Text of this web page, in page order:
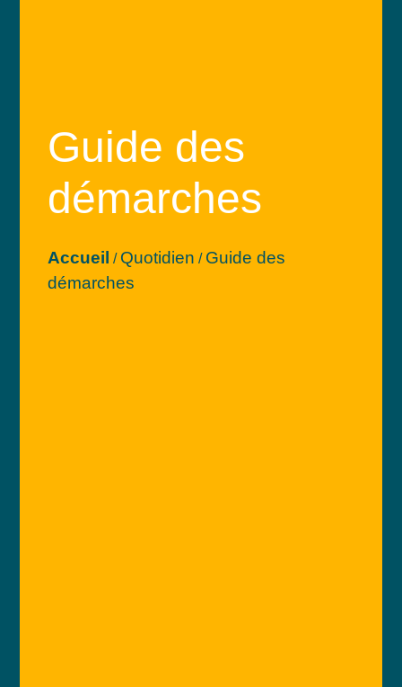
Guide des
démarches
Accueil / Quotidien / Guide des
démarches